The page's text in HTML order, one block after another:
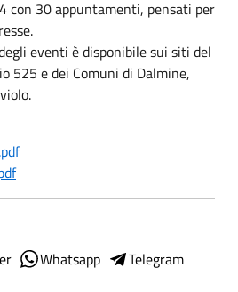
con 30 appuntamenti, pensati per
eventi è disponibile sui siti del
525 e dei Comuni di Dalmine,
Whatsapp
Telegram